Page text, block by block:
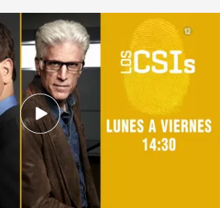
con los mejores en
1 de las series